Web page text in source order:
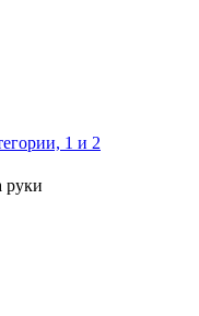
1 и 2
руки